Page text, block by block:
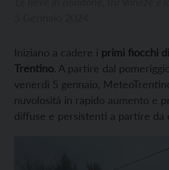
Iniziano a cadere i primi fiocchi
Trentino. A partire dal
venerdì 5 gennaio,
nuvolosità in rapido aumento e
diffuse e persistenti a partire da